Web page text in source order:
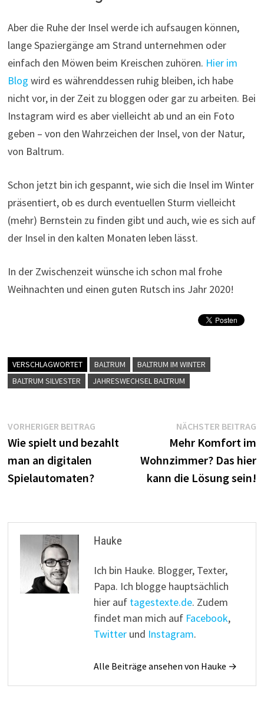
Aber die Ruhe der Insel werde ich aufsaugen können,
lange Spaziergänge am Strand unternehmen oder
einfach den Möwen beim Kreischen zuhören. Hier im
Blog wird es währenddessen ruhig bleiben, ich habe
nicht vor, in der Zeit zu bloggen oder gar zu arbeiten. Bei
Instagram wird es aber vielleicht ab und an ein Foto
geben – von den Wahrzeichen der Insel, von der Natur,
von Baltrum.
Schon jetzt bin ich gespannt, wie sich die Insel im Winter
präsentiert, ob es durch eventuellen Sturm vielleicht
(mehr) Bernstein zu finden gibt und auch, wie es sich auf
der Insel in den kalten Monaten leben lässt.
In der Zwischenzeit wünsche ich schon mal frohe
Weihnachten und einen guten Rutsch ins Jahr 2020!
VERSCHLAGWORTET BALTRUM
BALTRUM IM WINTER
BALTRUM SILVESTER
JAHRESWECHSEL BALTRUM
Beitragsnavigation
VORHERIGER BEITRAGVorheriger
Beitrag:
Wie spielt und bezahlt
man an digitalen
Spielautomaten?
NÄCHSTER BEITRAG
Mehr Komfort im
Wohnzimmer? Das hier
kann die Lösung sein!
Hauke
Ich bin Hauke. Blogger, Texter,
Papa. Ich blogge hauptsächlich
hier auf tagestexte.de. Zudem
findet man mich auf Facebook,
Twitterund Instagram.
Alle Beiträge ansehen von Hauke →